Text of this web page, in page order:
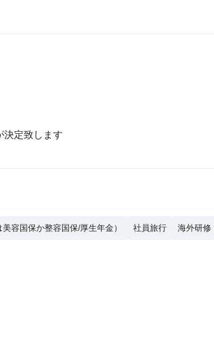
定致します
容国保か整容国保/厚生年金） 社員旅行 海外研修